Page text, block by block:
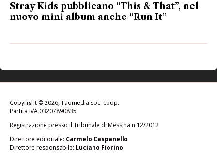
Stray Kids pubblicano “This & That”, nel
nuovo mini album anche “Run It”
Copyright © 2026, Taomedia soc. coop.
Partita IVA 03207890835
Registrazione presso il Tribunale di Messina n.12/2012
Direttore editoriale: Carmelo Caspanello
Direttore responsabile: Luciano Fiorino